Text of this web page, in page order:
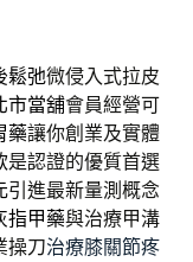
鬆弛微侵入式拉皮
市當舖會員經營可
藥讓你創業及實體
是認證的優質首選
引進最新量測概念
指甲藥與治療甲溝
操刀治療膝關節疼